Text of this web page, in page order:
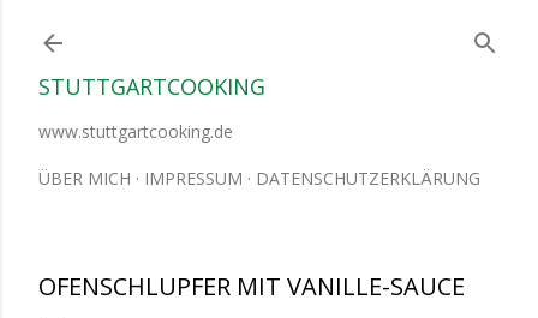
STUTTGARTCOOKING
www.stuttgartcooking.de
ÜBER MICH IMPRESSUM DATENSCHUTZERKLÄRUNG
OFENSCHLUPFER MIT VANILLE-SAUCE